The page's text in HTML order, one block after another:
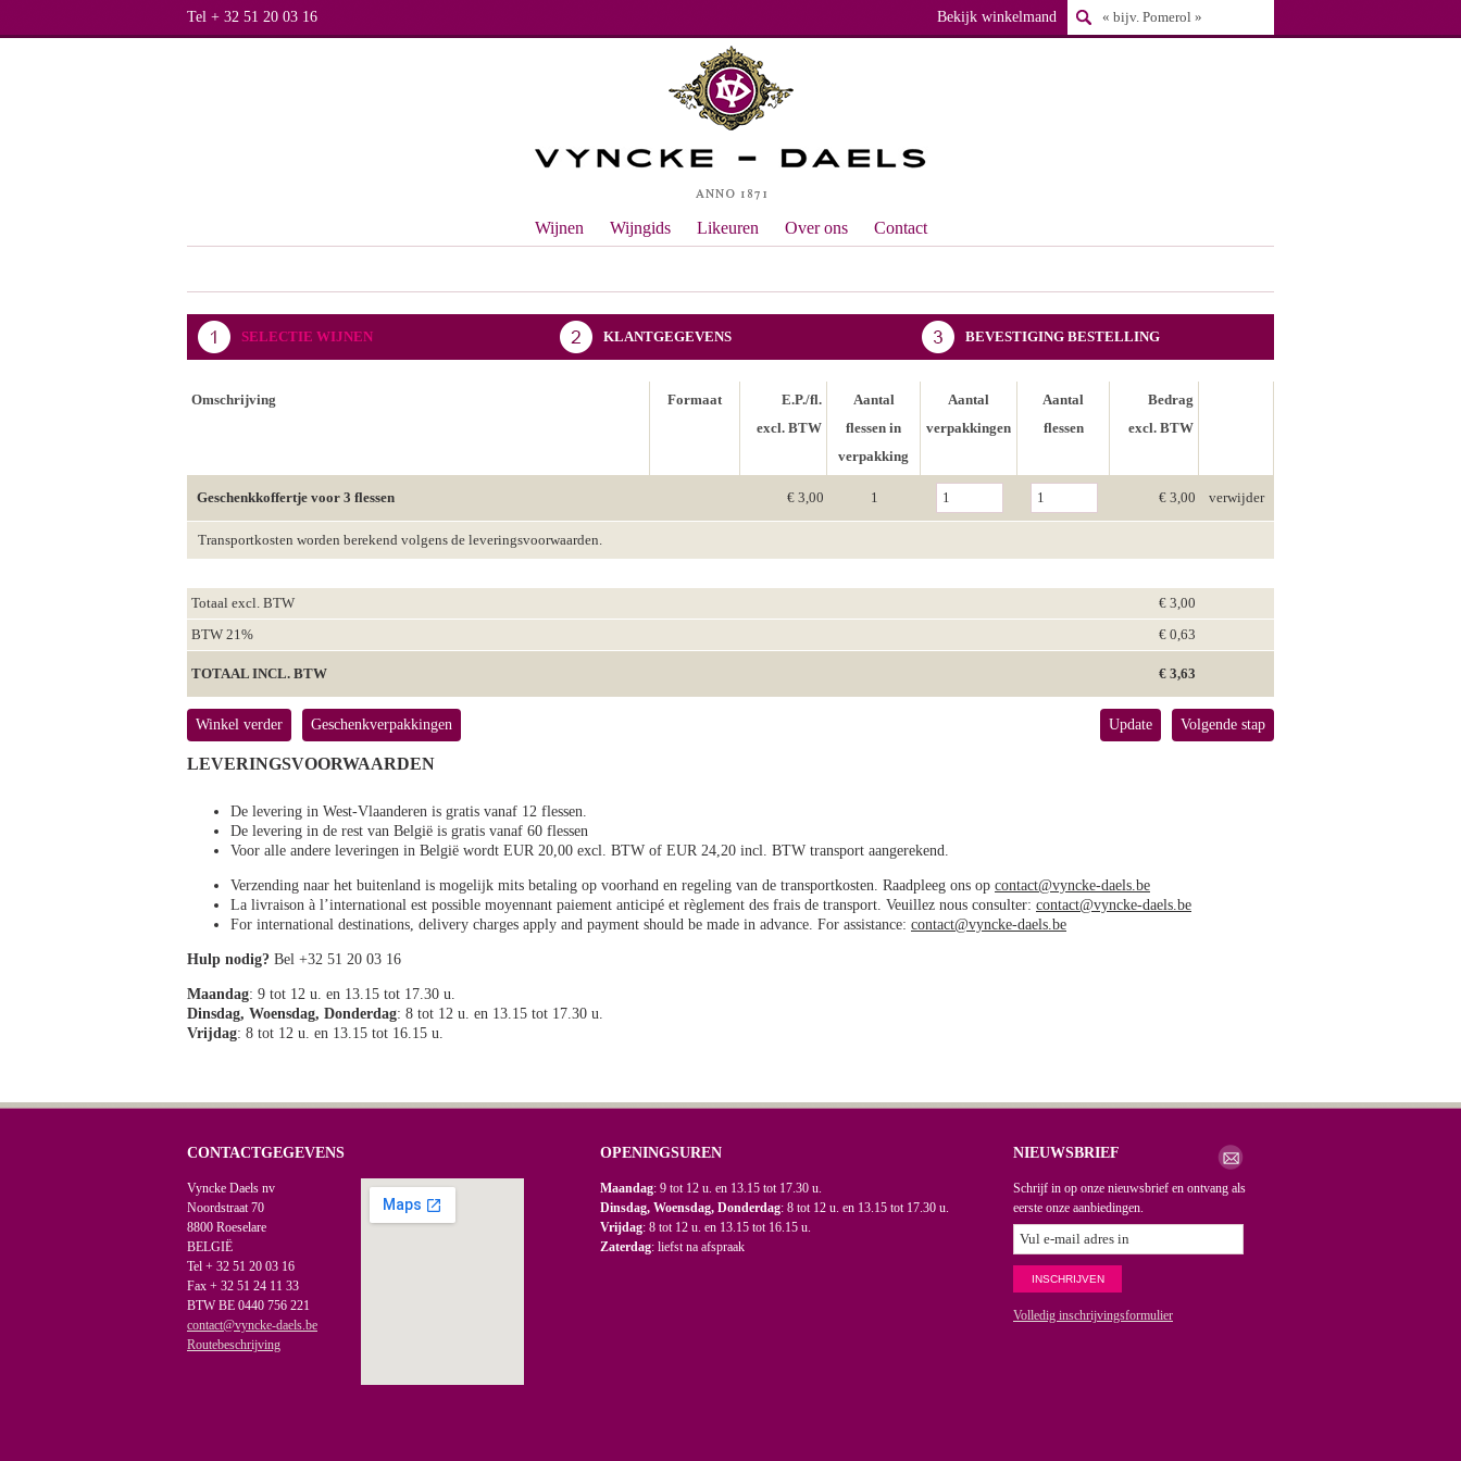
Tel + 32 51 20 03 16 Bekijk winkelmand
Wijnen Wijngids Likeuren Over ons Contact
SELECTIE WIJNEN KLANTGEGEVENS BEVESTIGING BESTELLING
Omschrijving Formaat
E.P./fl.
excl. BTW
Aantal
flessen in
verpakking
Aantal
verpakkingen
Aantal
flessen
Bedrag
excl. BTW
Geschenkkoffertje voor 3 flessen € 3,00 1 € 3,00 verwijder
Transportkosten worden berekend volgens de leveringsvoorwaarden.
Totaal excl. BTW
€ 3,00
BTW 21%
€ 0,63
TOTAAL INCL. BTW € 3,63
Winkel verder Geschenkverpakkingen Volgende stap
Update
LEVERINGSVOORWAARDEN
De levering in West-Vlaanderen is gratis vanaf 12 flessen.
De levering in de rest van België is gratis vanaf 60 flessen
Voor alle andere leveringen in België wordt EUR 20,00 excl. BTW of EUR 24,20 incl. BTW transport aangerekend.
Verzending naar het buitenland is mogelijk mits betaling op voorhand en regeling van de transportkosten. Raadpleeg ons op contact@vyncke-daels.be
La livraison à l’international est possible moyennant paiement anticipé et règlement des frais de transport. Veuillez nous consulter: contact@vyncke-daels.be
For international destinations, delivery charges apply and payment should be made in advance. For assistance: contact@vyncke-daels.be
Hulp nodig? Bel +32 51 20 03 16
Maandag: 9 tot 12 u. en 13.15 tot 17.30 u.
Dinsdag, Woensdag, Donderdag: 8 tot 12 u. en 13.15 tot 17.30 u.
Vrijdag: 8 tot 12 u. en 13.15 tot 16.15 u.
CONTACTGEGEVENS
Vyncke Daels nv
Noordstraat 70
8800 Roeselare
BELGIË
Tel + 32 51 20 03 16
Fax + 32 51 24 11 33
BTW BE 0440 756 221
contact@vyncke-daels.be
Routebeschrijving
OPENINGSUREN
Maandag: 9 tot 12 u. en 13.15 tot 17.30 u.
Dinsdag, Woensdag, Donderdag: 8 tot 12 u. en 13.15 tot 17.30 u.
Vrijdag: 8 tot 12 u. en 13.15 tot 16.15 u.
Zaterdag: liefst na afspraak
NIEUWSBRIEF
Schrijf in op onze nieuwsbrief en ontvang als
eerste onze aanbiedingen.
Volledig inschrijvingsformulier